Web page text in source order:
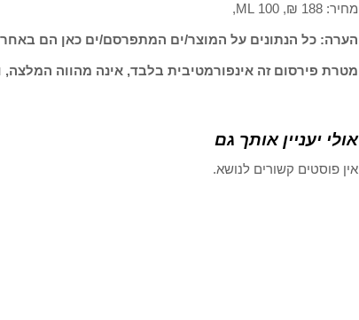
מחיר: 188 ₪, 100 ML,
הערה: כל הנתונים על המוצר/ים המתפרסם/ים כאן הם
מטרת פירסום זה אינפורמטיבית בלבד, אינה מהווה המלצה,
אולי יעניין אותך גם
אין פוסטים קשורים לנושא.